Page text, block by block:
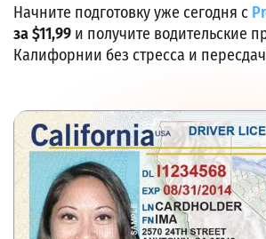
Начните подготовку уже сегодня с
за $11,99 и получите водительские
Калифорнии без стресса и